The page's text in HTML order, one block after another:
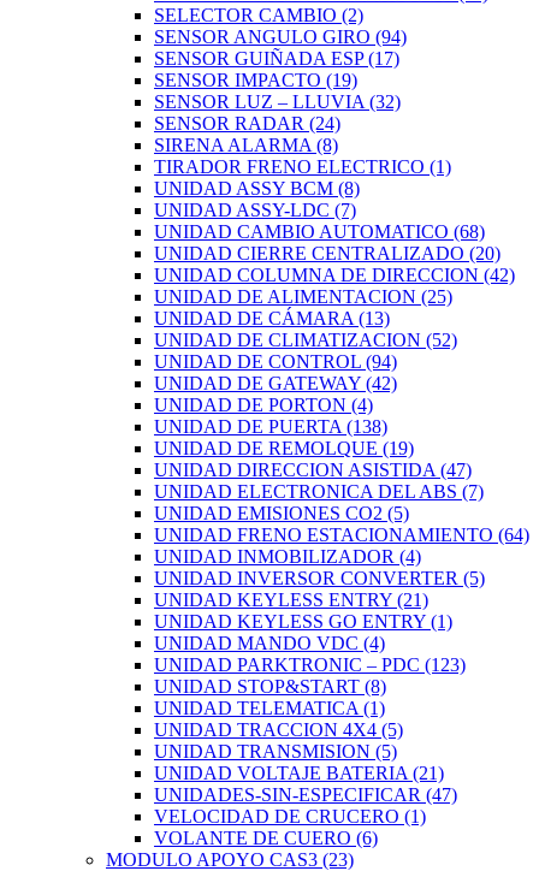
SELECTOR CAMBIO (2)
SENSOR ANGULO GIRO (94)
SENSOR GUIÑADA ESP(17)
SENSOR IMPACTO (19)
SENSOR LUZ – LLUVIA (32)
SENSOR RADAR (24)
SIRENA ALARMA (8)
TIRADOR FRENO ELECTRICO (1)
UNIDAD ASSY BCM (8)
UNIDAD ASSY-LDC (7)
UNIDAD CAMBIO AUTOMATICO (68)
UNIDAD CIERRE CENTRALIZADO (20)
UNIDAD COLUMNA DE DIRECCION (42)
UNIDAD DE ALIMENTACION (25)
UNIDAD DE CÁMARA (13)
UNIDAD DE CLIMATIZACION (52)
UNIDAD DE CONTROL (94)
UNIDAD DE GATEWAY (42)
UNIDAD DE PORTON (4)
UNIDAD DE PUERTA (138)
UNIDAD DE REMOLQUE (19)
UNIDAD DIRECCION ASISTIDA (47)
UNIDAD ELECTRONICA DEL ABS (7)
UNIDAD EMISIONES CO2 (5)
UNIDAD FRENO ESTACIONAMIENTO (64)
UNIDAD INMOBILIZADOR (4)
UNIDAD INVERSOR CONVERTER (5)
UNIDAD KEYLESS ENTRY (21)
UNIDAD KEYLESS GO ENTRY (1)
UNIDAD MANDO VDC (4)
UNIDAD PARKTRONIC – PDC (123)
UNIDAD STOP&START (8)
UNIDAD TELEMATICA (1)
UNIDAD TRACCION 4X4 (5)
UNIDAD TRANSMISION (5)
UNIDAD VOLTAJE BATERIA (21)
UNIDADES-SIN-ESPECIFICAR (47)
VELOCIDAD DE CRUCERO (1)
VOLANTE DE CUERO (6)
MODULO APOYO CAS3 (23)